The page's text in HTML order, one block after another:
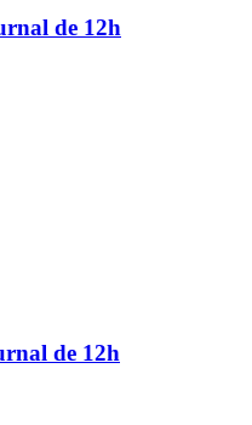
de 12h
de 12h